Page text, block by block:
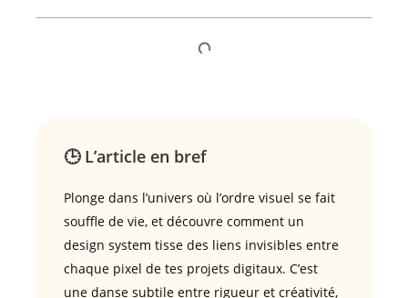
🕒 L’article en bref
Plonge dans l’univers où l’ordre visuel se fait
souffle de vie, et découvre comment un
design system tisse des liens invisibles entre
chaque pixel de tes projets digitaux. C’est
une danse subtile entre rigueur et créativité,